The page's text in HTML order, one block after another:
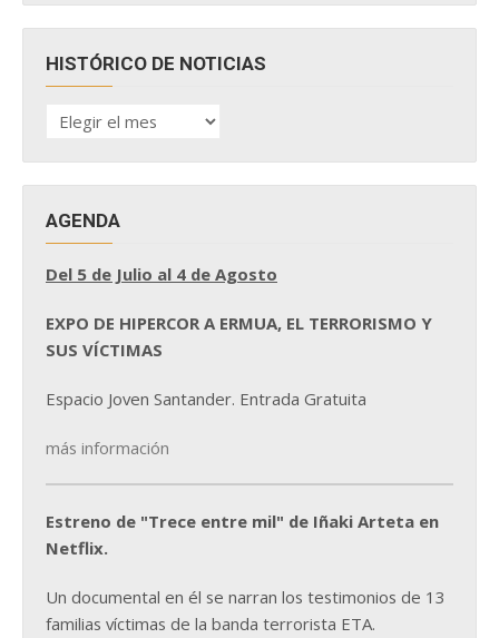
HISTÓRICO DE NOTICIAS
HISTÓRICO
DE
AGENDA
Del 5 de Julio al 4 de Agosto
EXPO DE HIPERCOR A ERMUA, EL TERRORISMO Y
SUS VÍCTIMAS
Espacio Joven Santander. Entrada Gratuita
más información
Estreno de "Trece entre mil" de Iñaki Arteta en
Netflix.
Un documental en él se narran los testimonios de 13
familias víctimas de la banda terrorista ETA.